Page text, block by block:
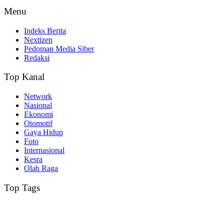
Menu
Indeks Berita
Nextizen
Pedoman Media Siber
Redaksi
Top Kanal
Network
Nasional
Ekonomi
Otomotif
Gaya Hidup
Foto
Internasional
Kesra
Olah Raga
Top Tags